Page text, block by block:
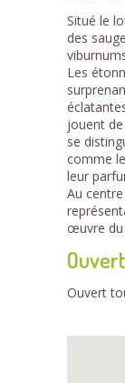
Situé le
des
Les
jouent
se
comme
leur
Au
œuvre du
Ouvert